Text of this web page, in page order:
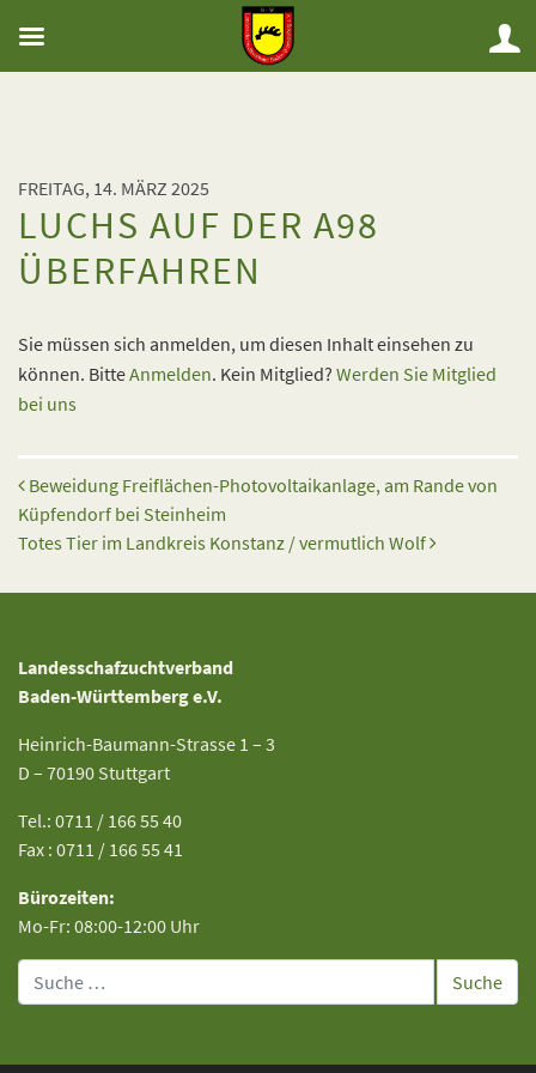
FREITAG, 14. MÄRZ 2025
LUCHS AUF DER A98
ÜBERFAHREN
Sie müssen sich anmelden, um diesen Inhalt einsehen zu
können. BitteAnmelden. Kein Mitglied? Werden Sie Mitglied
bei uns
Beitrags-Navigation
Beweidung Freiflächen-Photovoltaikanlage, am Rande von
Küpfendorf bei Steinheim
Totes Tier im Landkreis Konstanz / vermutlich Wolf
Landesschafzuchtverband
Baden-Württemberg e.V.
Heinrich-Baumann-Strasse 1 – 3
D – 70190 Stuttgart
Tel.: 0711 / 166 55 40
Fax : 0711 / 166 55 41
Bürozeiten:
Mo-Fr: 08:00-12:00 Uhr
Suche